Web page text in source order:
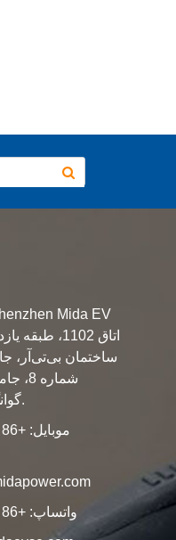
ساختمان بی‌تی‌آر،
گوانگ‌مینگ، شنژن، چین.
موبایل: +86 18203692631
واتساپ: +86 18203692631